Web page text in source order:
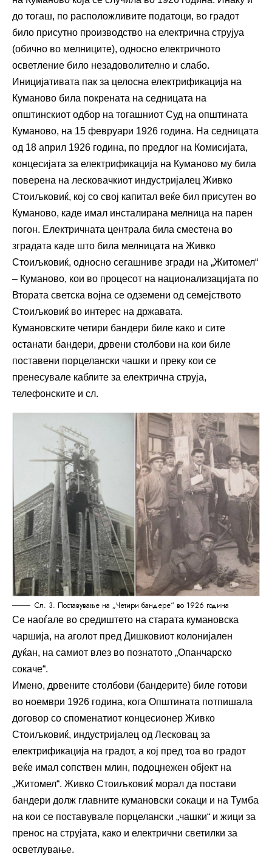
до тогаш, по расположливите податоци, во градот
било присутно производство на електрична струјуа
(обично во мелниците), односно електричното
осветление било незадоволително и слабо.
Иницијативата пак за целосна електрификација на
Куманово била покрената на седницата на
општинскиот одбор на тогашниот Суд на општината
Куманово, на 15 февруари 1926 година. На седницата
од 18 април 1926 година, по предлог на Комисијата,
концесијата за електрификација на Куманово му била
поверена на лесковачкиот индустријалец Живко
Стоиљковиќ, кој со свој капитал веќе бил присутен во
Куманово, каде имал инсталирана мелница на парен
погон. Електричната централа била сместена во
зградата каде што била мелницата на Живко
Стоиљковиќ, односно сегашниве згради на „Житомел“
– Куманово, кои во процесот на национализацијата по
Втората светска војна се одземени од семејството
Стоиљковиќ во интерес на државата.
Кумановските четири бандери биле како и сите
останати бандери, дрвени столбови на кои биле
поставени порцелански чашки и преку кои се
пренесувале каблите за електрична струја,
телефонските и сл.
Сл. 3. Поставување на „Четири бандере“ во 1926 година
Се наоѓале во средиштето на старата кумановска
чаршија, на аголот пред Дишковиот колонијален
дуќан, на самиот влез во познатото „Опанчарско
сокаче“.
Имено, дрвените столбови (бандерите) биле готови
во ноември 1926 година, кога Општината потпишала
договор со споменатиот концесионер Живко
Стоиљковиќ, индустријалец од Лесковац за
електрификација на градот, а кој пред тоа во градот
веќе имал сопствен млин, подоцнежен објект на
„Житомел“. Живко Стоиљковиќ морал да постави
бандери долж главните кумановски сокаци и на Тумба
на кои се поставувале порцелански „чашки“ и жици за
пренос на струјата, како и електрични светилки за
осветлување.